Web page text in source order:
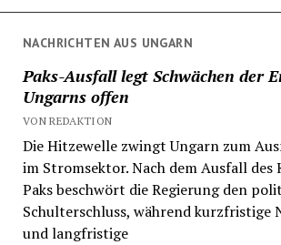
NACHRICHTEN AUS UNGARN
Paks-Ausfall legt Schwächen der
Ungarns offen
VON REDAKTION
Die Hitzewelle zwingt Ungarn zum
im Stromsektor. Nach dem Ausfall
Paks beschwört die Regierung den
Schulterschluss, während kurzfristige
und langfristige